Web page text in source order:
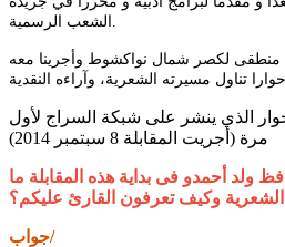
منطقى لكصر شمال نواكشوط وأجرينا معه
الذي ينشر على شبكة السراج لأول
مرة (أجريت المقابلة 8 سبتمبر 2014)
ولد أحمدو فى بداية هذه المقابلة ما
الشعرية وكيف تعرفون القارئ عليكم؟
جواب/